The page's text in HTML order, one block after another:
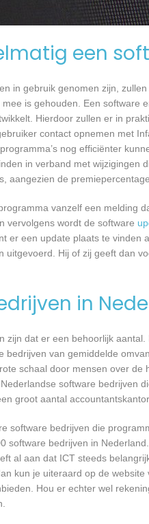
een
in gebruik genomen zijn,
is gehouden. Een
Hierdoor zullen er in
contact opnemen met
nog efficiënter
in verband met wijzigingen
aangezien de
vanzelf een melding
vervolgens wordt de software
er een update plaats te
Hij of zij geeft dan
in
zijn dat er een behoorlijk
van gemiddelde
schaal door mensen over de
software bedrijven
groot aantal
software bedrijven die
software bedrijven in
al aan dat ICT steeds
kun je uiteraard op de
Hou er echter wel